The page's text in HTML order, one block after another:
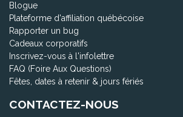
Blogue
Plateforme d'affiliation québécoise
Rapporter un bug
Cadeaux corporatifs
Inscrivez-vous à l'infolettre
FAQ (Foire Aux Questions)
Fêtes, dates à retenir & jours fériés
CONTACTEZ-NOUS